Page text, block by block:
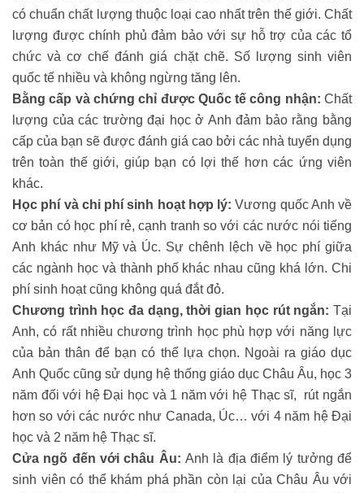
có chuẩn chất lượng thuộc loại cao nhất trên thế giới. Chất
lượng được chính phủ đảm bảo với sự hỗ trợ của các tổ
chức và cơ chế đánh giá chặt chẽ. Số lượng sinh viên
quốc tế nhiều và không ngừng tăng lên.
Bằng cấp và chứng chỉ được Quốc tế công nhận: Chất
lượng của các trường đại học ở Anh đảm bảo rằng bằng
cấp của bạn sẽ được đánh giá cao bởi các nhà tuyển dụng
trên toàn thế giới, giúp bạn có lợi thế hơn các ứng viên
khác.
Học phí và chi phí sinh hoạt hợp lý: Vương quốc Anh về
cơ bản có học phí rẻ, cạnh tranh so với các nước nói tiếng
Anh khác như Mỹ và Úc. Sự chênh lệch về học phí giữa
các ngành học và thành phố khác nhau cũng khá lớn. Chi
phí sinh hoạt cũng không quá đắt đỏ.
Chương trình học đa dạng, thời gian học rút ngắn: Tại
Anh, có rất nhiều chương trình học phù hợp với năng lực
của bản thân để bạn có thể lựa chọn. Ngoài ra giáo dục
Anh Quốc cũng sử dụng hệ thống giáo dục Châu Âu, học 3
năm đối với hệ Đại học và 1 năm với hệ Thạc sĩ, rút ngắn
hơn so với các nước như Canada, Úc… với 4 năm hệ Đại
học và 2 năm hệ Thạc sĩ.
Cửa ngõ đến với châu Âu: Anh là địa điểm lý tưởng để
sinh viên có thể khám phá phần còn lại của Châu Âu với